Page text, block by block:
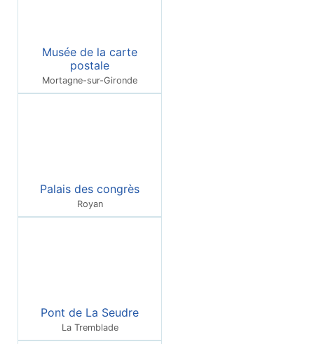
Musée de la carte
postale
Mortagne-sur-Gironde
Palais des congrès
Royan
Pont de La Seudre
La Tremblade